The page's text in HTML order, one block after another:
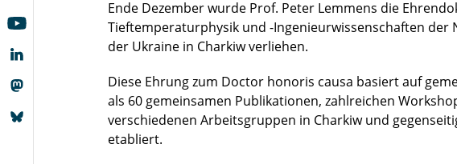
Ende Dezember wurde Prof. Peter Lemmens die
Tieftemperaturphysik und -Ingenieurwissenschaften der
der Ukraine in Charkiw verliehen.
Diese Ehrung zum Doctor honoris causa basiert auf
als 60 gemeinsamen Publikationen, zahlreichen
verschiedenen Arbeitsgruppen in Charkiw und
etabliert.